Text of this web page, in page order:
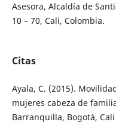
Asesora, Alcaldía de
10 – 70, Cali, Colombia.
Citas
Ayala, C. (2015).
mujeres cabeza de
Barranquilla, Bogotá,